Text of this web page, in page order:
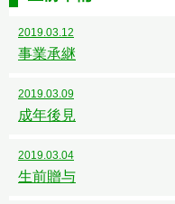
2019.03.12
事業承継
2019.03.09
成年後見
2019.03.04
生前贈与